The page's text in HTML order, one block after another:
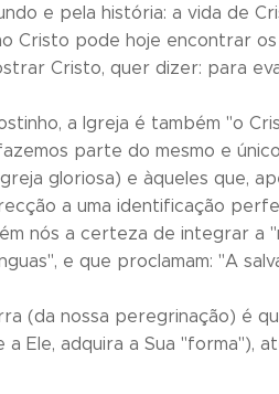
e pela história: a vida de
Cristo pode hoje encontrar
Cristo, quer dizer: para
a Igreja é também "o
parte do mesmo e
gloriosa) e àqueles que,
a uma identificação
nós a certeza de integrar a
e que proclamam: "A
(da nossa peregrinação) é
a Ele, adquira a Sua "forma"),